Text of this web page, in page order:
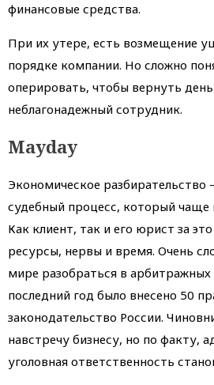
финансовые средства.
При их утере, есть возмещение
порядке компании. Но сложно
оперировать, чтобы вернуть
неблагонадежный сотрудник.
Mayday
Экономическое
судебный процесс, который чаще
Как клиент, так и его юрист за
ресурсы, нервы и время. Очень
мире разобраться в арбитражных
последний год было внесено 50
законодательство России.
навстречу бизнесу, но по факту,
уголовная ответственность